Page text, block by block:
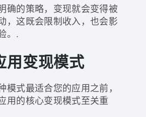
确的策略，变现就会变得被
，这既会限制收入，也会影
。.
用变现模式
模式最适合您的应用之前，
用的核心变现模式至关重